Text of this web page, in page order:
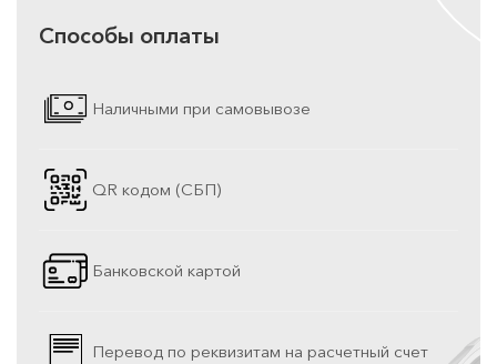
Способы оплаты
Наличными при самовывозе
QR кодом (СБП)
Банковской картой
Перевод по реквизитам на расчетный счет